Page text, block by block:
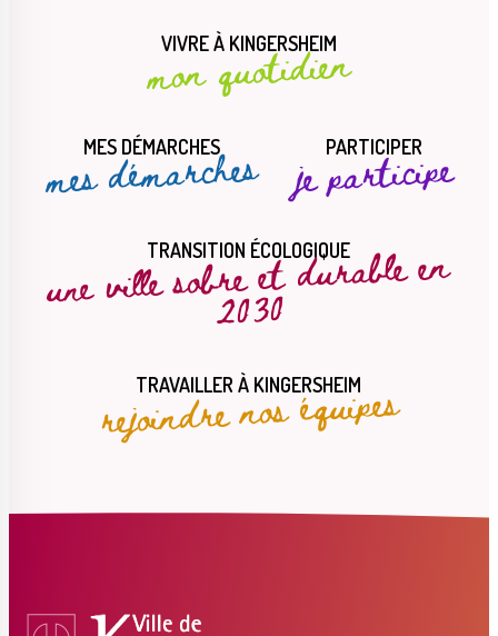
VIVRE À KINGERSHEIM
mon quotidien
MES DÉMARCHES
mes démarches PARTICIPER
je participe
TRANSITION ÉCOLOGIQUE
une ville sobre et durable en
2030
TRAVAILLER À KINGERSHEIM
rejoindre nos équipes